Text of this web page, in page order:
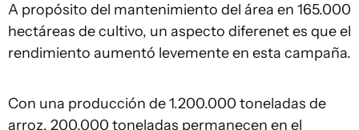
A propósito del mantenimiento del área en 165.000
hectáreas de cultivo, un aspecto diferenet es que el
rendimiento aumentó levemente en esta campaña.
Con una producción de 1.200.000 toneladas de
arroz, 200.000 toneladas permanecen en el